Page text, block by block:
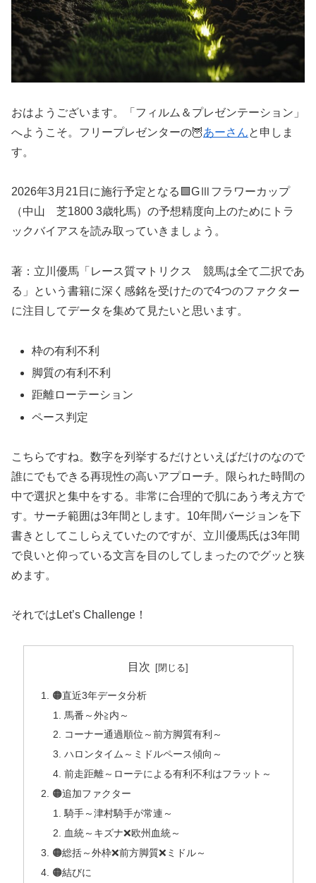
おはようございます。「フィルム＆プレゼンテーション」
へようこそ。フリープレゼンターの🦉あーさんと申しま
す。
2026年3月21日に施行予定となる🟩GⅢフラワーカップ
（中山 芝1800 3歳牝馬）の予想精度向上のためにトラ
ックバイアスを読み取っていきましょう。
著：立川優馬「レース質マトリクス 競馬は全て二択であ
る」という書籍に深く感銘を受けたので4つのファクター
に注目してデータを集めて見たいと思います。
枠の有利不利
脚質の有利不利
距離ローテーション
ペース判定
こちらですね。数字を列挙するだけといえばだけのなので
誰にでもできる再現性の高いアプローチ。限られた時間の
中で選択と集中をする。非常に合理的で肌にあう考え方で
す。サーチ範囲は3年間とします。10年間バージョンを下
書きとしてこしらえていたのですが、立川優馬氏は3年間
で良いと仰っている文言を目のしてしまったのでグッと狭
めます。
それではLet’s Challenge！
目次
🟠直近3年データ分析
馬番～外≧内～
コーナー通過順位～前方脚質有利～
ハロンタイム～ミドルペース傾向～
前走距離～ローテによる有利不利はフラット～
🟠追加ファクター
騎手～津村騎手が常連～
血統～キズナ❌欧州血統～
🟠総括～外枠❌前方脚質❌ミドル～
🟠結びに